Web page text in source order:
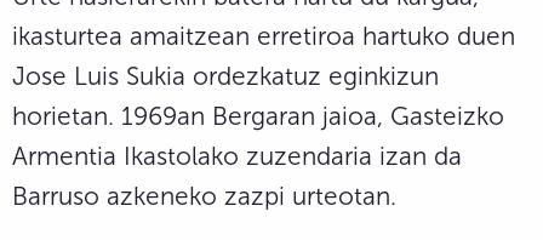
ikasturtea amaitzean erretiroa hartuko duen
Jose Luis Sukia ordezkatuz eginkizun
horietan. 1969an Bergaran jaioa, Gasteizko
Armentia Ikastolako zuzendaria izan da
Barruso azkeneko zazpi urteotan.